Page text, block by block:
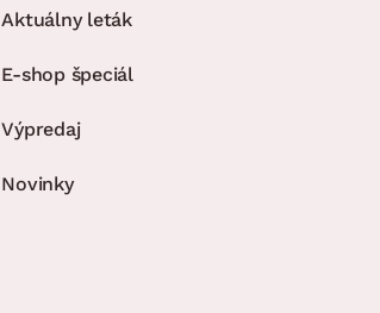
Aktuálny leták
E-shop špeciál
Výpredaj
Novinky